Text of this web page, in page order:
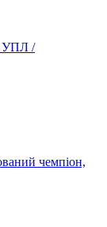
УПЛ /
чемпіон,